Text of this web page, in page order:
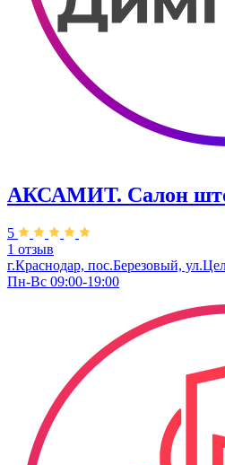
АКСАМИТ. Салон
5
1 отзыв
г.Краснодар, пос.Березовый,
Пн-Вс 09:00-19:00